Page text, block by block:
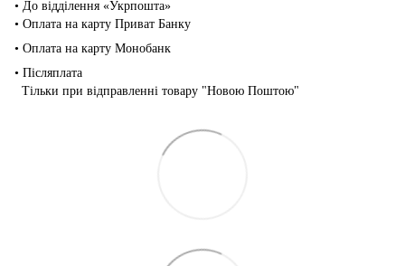
• До відділення «Укрпошта»
• Оплата на карту Приват Банку
• Оплата на карту Монобанк
• Післяплата
Тільки при відправленні товару "Новою Поштою"